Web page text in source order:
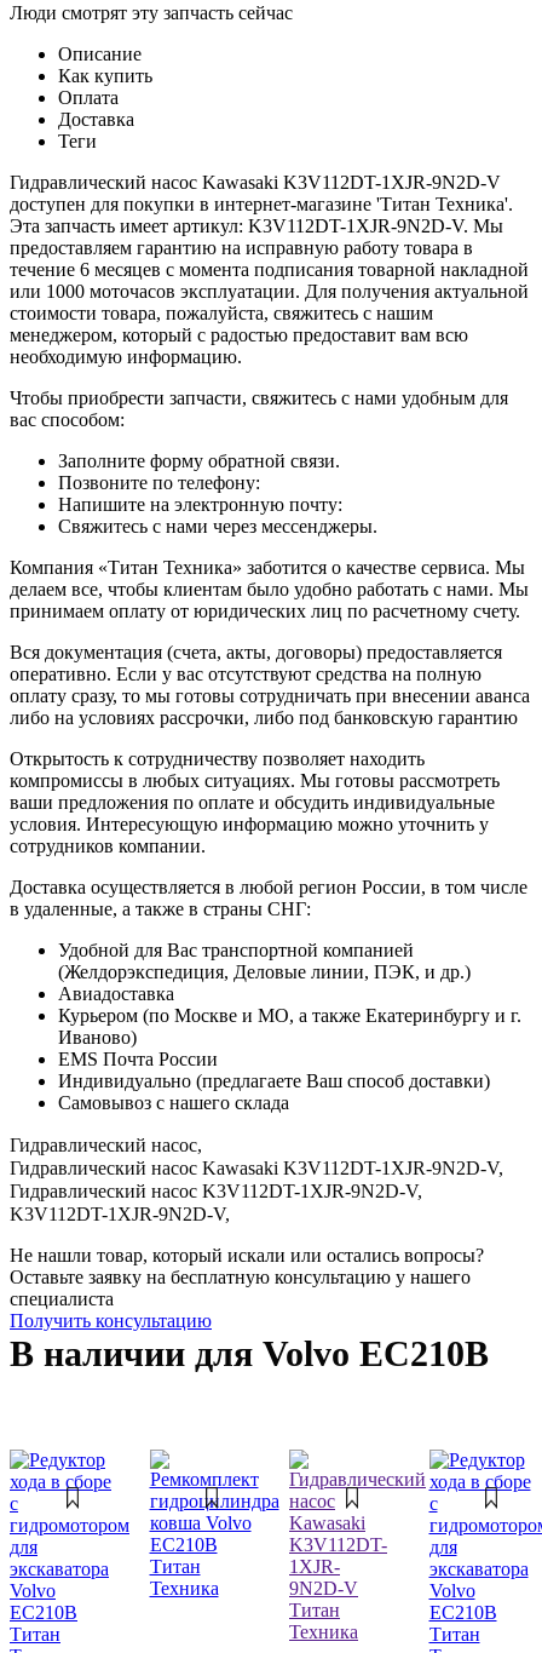
Люди смотрят эту запчасть сейчас
Описание
Как купить
Оплата
Доставка
Теги
Гидравлический насос Kawasaki K3V112DT-1XJR-9N2D-V
доступен для покупки в интернет-магазине 'Титан Техника'.
Эта запчасть имеет артикул: K3V112DT-1XJR-9N2D-V. Мы
предоставляем гарантию на исправную работу товара в
течение 6 месяцев с момента подписания товарной накладной
или 1000 моточасов эксплуатации. Для получения актуальной
стоимости товара, пожалуйста, свяжитесь с нашим
менеджером, который с радостью предоставит вам всю
необходимую информацию.
Чтобы приобрести запчасти, свяжитесь с нами удобным для
вас способом:
Заполните форму обратной связи.
Позвоните по телефону:
Напишите на электронную почту:
Свяжитесь с нами через мессенджеры.
Компания «Титан Техника» заботится о качестве сервиса. Мы
делаем все, чтобы клиентам было удобно работать с нами. Мы
принимаем оплату от юридических лиц по расчетному счету.
Вся документация (счета, акты, договоры) предоставляется
оперативно. Если у вас отсутствуют средства на полную
оплату сразу, то мы готовы сотрудничать при внесении аванса
либо на условиях рассрочки, либо под банковскую гарантию
Открытость к сотрудничеству позволяет находить
компромиссы в любых ситуациях. Мы готовы рассмотреть
ваши предложения по оплате и обсудить индивидуальные
условия. Интересующую информацию можно уточнить у
сотрудников компании.
Доставка осуществляется в любой регион России, в том числе
в удаленные, а также в страны СНГ:
Удобной для Вас транспортной компанией
(Желдорэкспедиция, Деловые линии, ПЭК, и др.)
Авиадоставка
Курьером (по Москве и МО, а также Екатеринбургу и г.
Иваново)
EMS Почта России
Индивидуально (предлагаете Ваш способ доставки)
Самовывоз с нашего склада
Гидравлический насос,
Гидравлический насос Kawasaki K3V112DT-1XJR-9N2D-V,
Гидравлический насос K3V112DT-1XJR-9N2D-V,
K3V112DT-1XJR-9N2D-V,
Не нашли товар, который искали или остались вопросы?
Оставьте заявку на бесплатную консультацию у нашего
специалиста
Получить консультацию
В наличии для Volvo EC210B